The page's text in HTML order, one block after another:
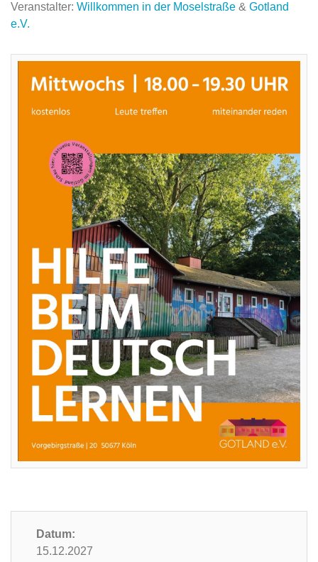
Veranstalter: Willkommen in der Moselstraße & Gotland
e.V.
Datum:
15.12.2027